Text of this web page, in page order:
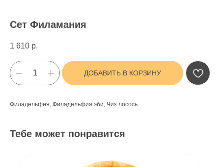
Сет Филамания
1 610 р.
ДОБАВИТЬ В КОРЗИНУ
Филадельфия, Филадельфия эби, Чиз лосось.
Тебе может понравится